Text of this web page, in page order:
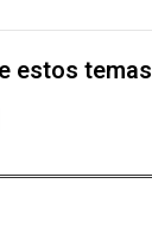
estos temas